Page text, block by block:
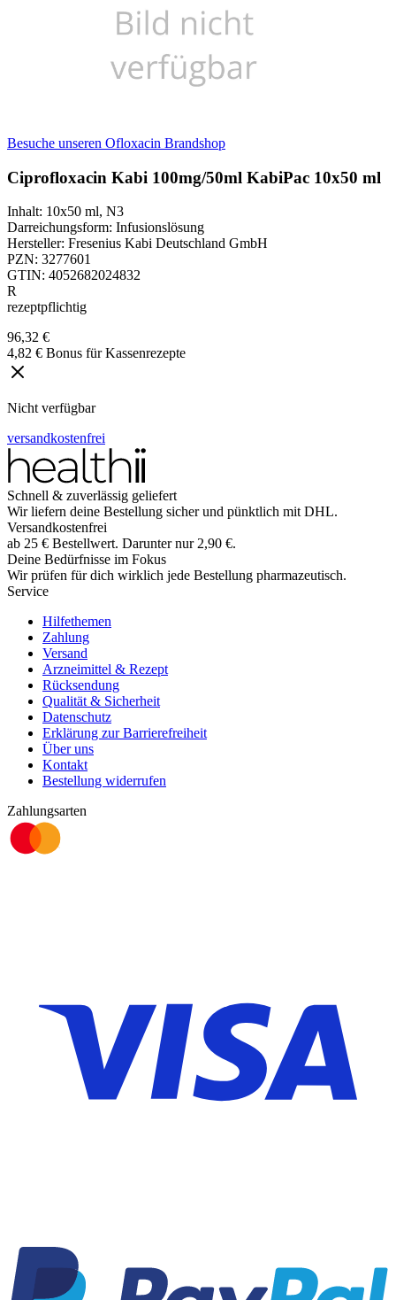
Besuche unseren Ofloxacin Brandshop
Ciprofloxacin Kabi 100mg/50ml KabiPac 10x50 ml
Inhalt: 10x50 ml, N3
Darreichungsform: Infusionslösung
Hersteller: Fresenius Kabi Deutschland GmbH
PZN: 3277601
GTIN: 4052682024832
R
rezeptpflichtig
96,32 €
4,82 € Bonus für Kassenrezepte
Nicht verfügbar
versandkostenfrei
Schnell & zuverlässig geliefert
Wir liefern deine Bestellung sicher und pünktlich mit DHL.
Versandkostenfrei
ab 25 € Bestellwert. Darunter nur 2,90 €.
Deine Bedürfnisse im Fokus
Wir prüfen für dich wirklich jede Bestellung pharmazeutisch.
Service
Hilfethemen
Zahlung
Versand
Arzneimittel & Rezept
Rücksendung
Qualität & Sicherheit
Datenschutz
Erklärung zur Barrierefreiheit
Über uns
Kontakt
Bestellung widerrufen
Zahlungsarten